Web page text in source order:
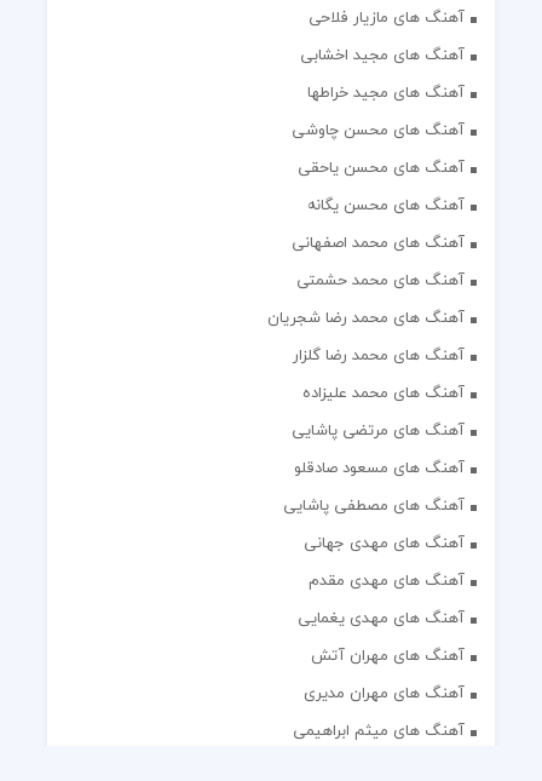
آهنگ های مازیار فلاحی
آهنگ های مجید اخشابی
آهنگ های مجید خراطها
آهنگ های محسن چاوشی
آهنگ های محسن یاحقی
آهنگ های محسن یگانه
آهنگ های محمد اصفهانی
آهنگ های محمد حشمتی
آهنگ های محمد رضا شجریان
آهنگ های محمد رضا گلزار
آهنگ های محمد علیزاده
آهنگ های مرتضی پاشایی
آهنگ های مسعود صادقلو
آهنگ های مصطفی پاشایی
آهنگ های مهدی جهانی
آهنگ های مهدی مقدم
آهنگ های مهدی یغمایی
آهنگ های مهران آتش
آهنگ های مهران مدیری
آهنگ های میثم ابراهیمی